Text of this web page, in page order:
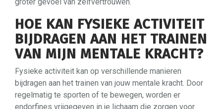
HOE KAN FYSIEKE ACTIVITEIT
BIJDRAGEN AAN HET TRAINEN
VAN MIJN MENTALE KRACHT?
Fysieke activiteit kan op verschillende manieren
bijdragen aan het trainen van jouw mentale kracht. Door
regelmatig te sporten of te bewegen, worden er
endorfines vrijgegeven in je lichaam die zorgen voor